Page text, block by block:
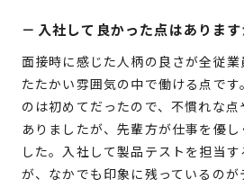
－ 入社して良かった点はあります
面接時に感じた人柄の良さが全従
たたかい雰囲気の中で働ける点で
のは初めてだったので、不慣れな
ありましたが、先輩方が仕事を優
した。入社して製品テストを担当
が、なかでも印象に残っているの